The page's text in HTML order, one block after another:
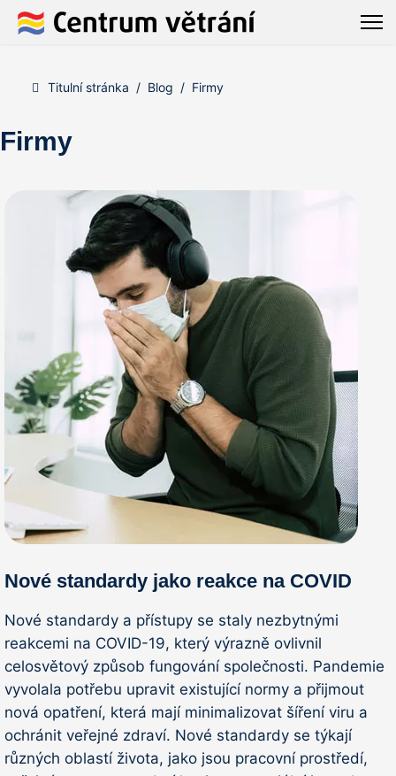
Titulní stránka Blog Firmy
Firmy
Nové standardy jako reakce na COVID
Nové standardy a přístupy se staly nezbytnými
reakcemi na COVID-19, který výrazně ovlivnil
celosvětový způsob fungování společnosti. Pandemie
vyvolala potřebu upravit existující normy a přijmout
nová opatření, která mají minimalizovat šíření viru a
ochránit veřejné zdraví. Nové standardy se týkají
různých oblastí života, jako jsou pracovní prostředí,